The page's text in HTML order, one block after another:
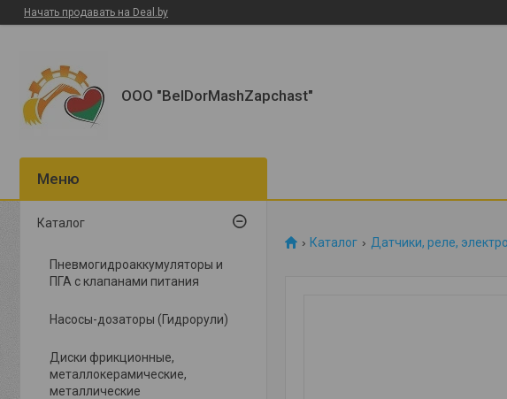
Начать продавать на Deal.by
ООО "BelDorMashZapchast"
Каталог Датчики, реле,
Каталог
Пневмогидроаккумуляторы и
ПГА с клапанами питания
Насосы-дозаторы (Гидрорули)
Диски фрикционные,
металлокерамические,
металлические